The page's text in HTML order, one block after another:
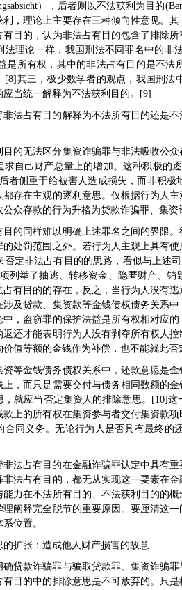
），后者则以不法获利为目的
利，理论上主要存在三种倾向性意见。
有目的，认为非法占有目的包含了排除
法理论一样，我国刑法不同罪名中的
是所有权，其中的非法占有目的是不
[8]其三，极少数学者的观点，我国刑
当统一解释为不法获利目的。[9]
非法占有目的解释为不法所有目的还是
目的无法区分集资诈骗罪与非法吸收公
求自己财产总量上的增加。这种积极的
者侧重于给被害人造成损失，而非积
都存在主观的逐利意思。仅根据行为人
众存款的行为升格为贷款诈骗罪、集资
目的同样难以明确上述罪名之间的界限
的处罚范围之外。若行为人主观上具有
否定非法占有目的的思路，看似与上述
列举了抽逃、转移资金、隐匿财产、
占有目的的存在，反之，当行为人没有
涉及贷款、集资款等金钱债权债务关系
中，盗窃罪的保护法益是所有权相对应
返还才能表明行为人没有剥夺所有权人
价值等额的金钱作为补偿，也不能就此
资等金钱债务债权关系中，还款意愿是
上，而只是需要交付与债务相同数额的
，就应当否定集资人的排除意思。[10]
款上的所有权在集资参与者交付集资款
合同义务。无论行为人是否具有最终
非法占有目的在金融诈骗罪认定中具有
非法占有目的，都无从实现这一要素在
能力在不法所有目的、不法获利目的的
理阐释完全脱节的重要原因。要厘清这
位置。
的扩张：造成他人财产损害的故意
确贷款诈骗罪与骗取贷款罪、集资诈骗
有目的中的排除意思是不可放弃的。只